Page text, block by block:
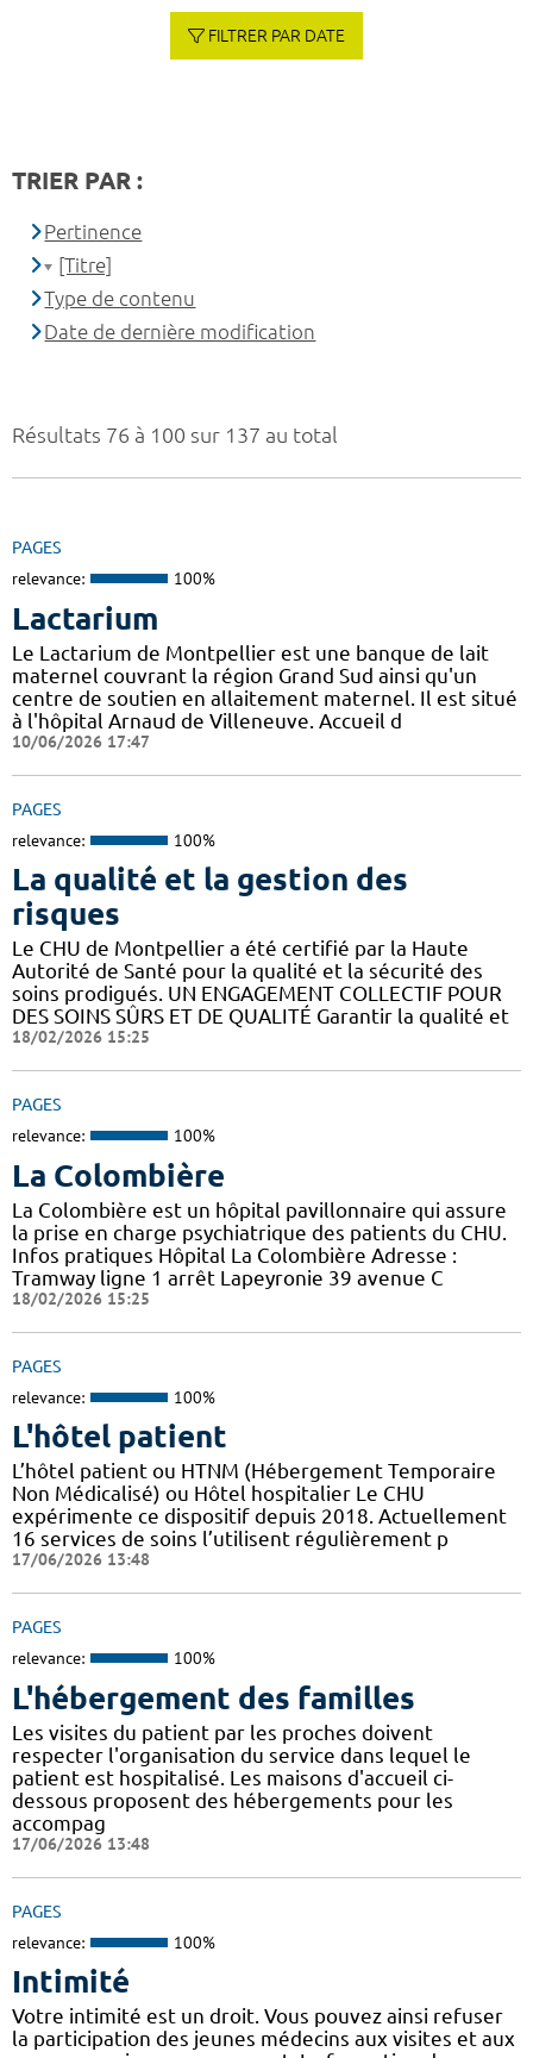
Résultats 76 à 100 sur 137 au total
PAGES
relevance: 100%
Lactarium
Le Lactarium de Montpellier est une banque de lait
maternel couvrant la région Grand Sud ainsi qu'un
centre de soutien en allaitement maternel. Il est situé
à l'hôpital Arnaud de Villeneuve. Accueil d
10/06/2026 17:47
PAGES
relevance: 100%
La qualité et la gestion des
risques
Le CHU de Montpellier a été certifié par la Haute
Autorité de Santé pour la qualité et la sécurité des
soins prodigués. UN ENGAGEMENT COLLECTIF POUR
DES SOINS SÛRS ET DE QUALITÉ Garantir la qualité et
18/02/2026 15:25
PAGES
relevance: 100%
La Colombière
La Colombière est un hôpital pavillonnaire qui assure
la prise en charge psychiatrique des patients du CHU.
Infos pratiques Hôpital La Colombière Adresse :
Tramway ligne 1 arrêt Lapeyronie 39 avenue C
18/02/2026 15:25
PAGES
relevance: 100%
L'hôtel patient
L’hôtel patient ​​ou HTNM (Hébergement Temporaire
Non Médicalisé)​​​​​​ ou Hôtel hospitalier Le CHU
expérimente ce dispositif depuis 2018. Actuellement
16 services de soins l’utilisent régulièrement p
17/06/2026 13:48
PAGES
relevance: 100%
L'hébergement des familles
Les visites du patient par les proches doivent
respecter l'organisation du service dans lequel le
patient est hospitalisé. Les maisons d'accueil ci-
dessous proposent des hébergements pour les
accompag
17/06/2026 13:48
PAGES
relevance: 100%
Intimité
Votre intimité est un droit. Vous pouvez ainsi refuser
la participation des jeunes médecins aux visites et aux
FILTRER PAR DATE
TRIER PAR :
Pertinence
[Titre]
Type de contenu
Date de dernière modification